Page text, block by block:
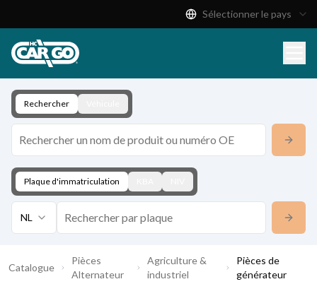
Télécharger
Contact
Sélectionner le pays
Rechercher
Plaque d'immatriculation
NL
Catalogue
Pièces
Alternateur
Agriculture &
industriel
Pièces de
générateur